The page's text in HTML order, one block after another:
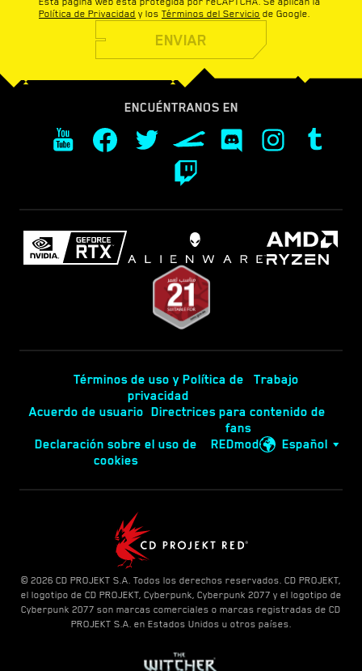
Política de Privacidad y los Términos del Servicio de Google.
ENVIAR
ENCUÉNTRANOS EN
Términos de uso y Política de
privacidad
Trabajo
Acuerdo de usuario Directrices para contenido de
fans
Declaración sobre el uso de
cookies
REDmod Español
© 2026 CD PROJEKT S.A. Todos los derechos reservados. CD PROJEKT,
el logotipo de CD PROJEKT, Cyberpunk, Cyberpunk 2077 y el logotipo de
Cyberpunk 2077 son marcas comerciales o marcas registradas de CD
PROJEKT S.A. en Estados Unidos u otros países.